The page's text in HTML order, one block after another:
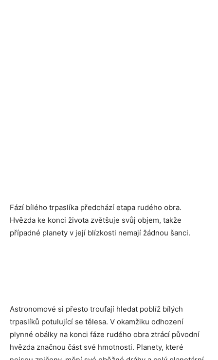
Fází bílého trpaslíka předchází etapa rudého obra.
Hvězda ke konci života zvětšuje svůj objem, takže
případné planety v její blízkosti nemají žádnou šanci.
Astronomové si přesto troufají hledat poblíž bílých
trpaslíků potulující se tělesa. V okamžiku odhození
plynné obálky na konci fáze rudého obra ztrácí původní
hvězda značnou část své hmotnosti. Planety, které